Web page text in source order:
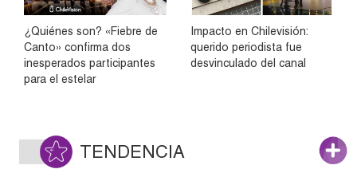
¿Quiénes son? «Fiebre de
Canto» confirma dos
inesperados participantes
para el estelar
Impacto en Chilevisión:
querido periodista fue
desvinculado del canal
TENDENCIA